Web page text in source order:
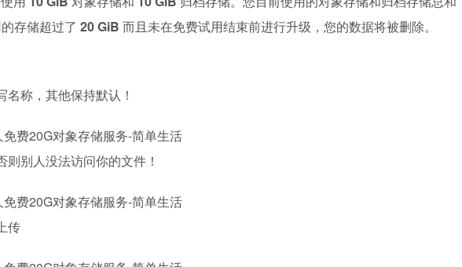
存储超过了 20 GiB 而且未在免费试用结束前进行升级，您的数据将被删除。
称，其他保持默认！
别人没法访问你的文件！
传